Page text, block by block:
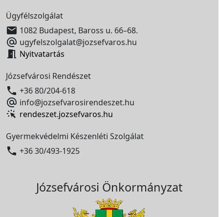
Ügyfélszolgálat
 1082 Budapest, Baross u. 66–68.
 ugyfelszolgalat@jozsefvaros.hu
 Nyitvatartás
Józsefvárosi Rendészet
 +36 80/204-618
 info@jozsefvarosirendeszet.hu
rendeszet.jozsefvaros.hu
Gyermekvédelmi Készenléti Szolgálat
 +36 30/493-1925
Józsefvárosi Önkormányzat